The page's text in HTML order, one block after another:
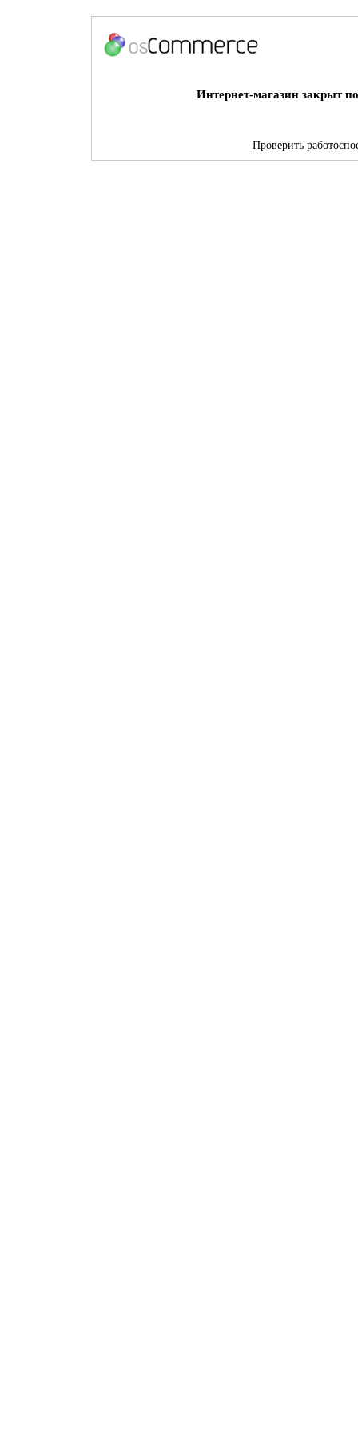
Интернет-магазин закрыт
Проверить